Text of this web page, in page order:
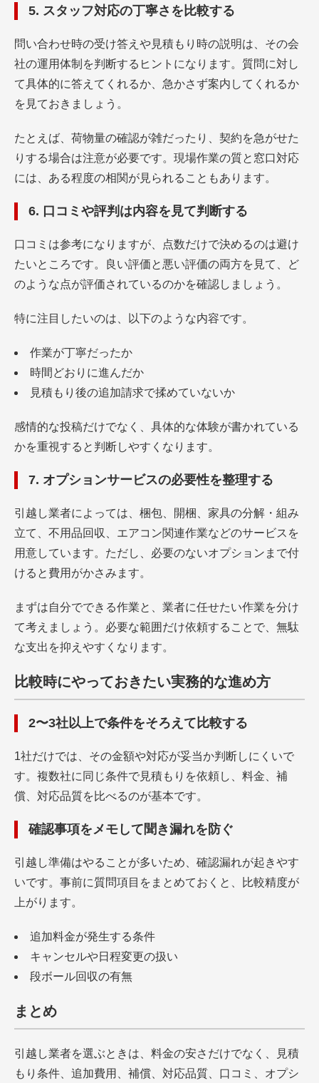
5. スタッフ対応の丁寧さを比較する
問い合わせ時の受け答えや見積もり時の説明は、その会
社の運用体制を判断するヒントになります。質問に対し
て具体的に答えてくれるか、急かさず案内してくれるか
を見ておきましょう。
たとえば、荷物量の確認が雑だったり、契約を急がせた
りする場合は注意が必要です。現場作業の質と窓口対応
には、ある程度の相関が見られることもあります。
6. 口コミや評判は内容を見て判断する
口コミは参考になりますが、点数だけで決めるのは避け
たいところです。良い評価と悪い評価の両方を見て、ど
のような点が評価されているのかを確認しましょう。
特に注目したいのは、以下のような内容です。
作業が丁寧だったか
時間どおりに進んだか
見積もり後の追加請求で揉めていないか
感情的な投稿だけでなく、具体的な体験が書かれている
かを重視すると判断しやすくなります。
7. オプションサービスの必要性を整理する
引越し業者によっては、梱包、開梱、家具の分解・組み
立て、不用品回収、エアコン関連作業などのサービスを
用意しています。ただし、必要のないオプションまで付
けると費用がかさみます。
まずは自分でできる作業と、業者に任せたい作業を分け
て考えましょう。必要な範囲だけ依頼することで、無駄
な支出を抑えやすくなります。
比較時にやっておきたい実務的な進め方
2〜3社以上で条件をそろえて比較する
1社だけでは、その金額や対応が妥当か判断しにくいで
す。複数社に同じ条件で見積もりを依頼し、料金、補
償、対応品質を比べるのが基本です。
確認事項をメモして聞き漏れを防ぐ
引越し準備はやることが多いため、確認漏れが起きやす
いです。事前に質問項目をまとめておくと、比較精度が
上がります。
追加料金が発生する条件
キャンセルや日程変更の扱い
段ボール回収の有無
まとめ
引越し業者を選ぶときは、料金の安さだけでなく、見積
もり条件、追加費用、補償、対応品質、口コミ、オプシ